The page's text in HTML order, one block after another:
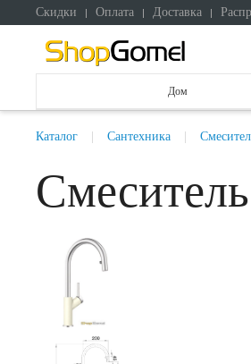
Скидки Оплата Доставка
Дом
Каталог Сантехника